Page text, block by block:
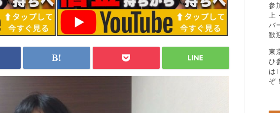
参
上
バ
歓
東
ひ
は
ぞ